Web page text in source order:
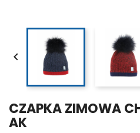

CZAPKA ZIMOWA
AK